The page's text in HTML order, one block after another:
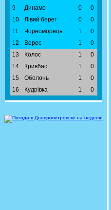
9
Динамо 0
0
10
Лівий берег 0
0
11
Чорноморець 1
0
12
Верес 1
0
13
Колос 1
0
14
Кривбас 1
0
15
Оболонь 1
0
16
Кудрівка 1 0